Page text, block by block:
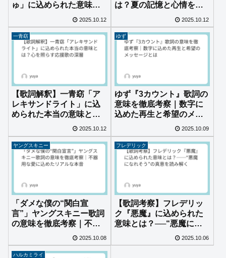
ゅ」に込められた意味と
体に迫る
2025.10.12
は？夏の記憶と心情を読
2025.10.12
一青窈
【歌詞解釈】一青窈「ア
レキサンドライト」に込
められた本当の意味と
は？心を照らす応援歌の
深層
2025.10.12
ゆず
ゆず『3カウント』歌詞の
意味を徹底考察｜数字に
込めた再生と希望のメッ
2025.10.09
ヤングスキニー
「ダメな僕の“関白宣
言”」ヤングスキニー歌詞
の意味を徹底考察｜不器
用な愛に込めたリアルな
本音
2025.10.08
フレデリック
【歌詞考察】フレデリッ
ク『悪魔』に込められた
意味とは？──“悪魔にな
れそう”の真意を読み解く
2025.10.06
ハルカミライ